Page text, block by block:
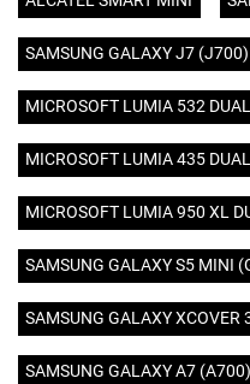
SAMSUNG GALAXY J7 (J700)
MICROSOFT LUMIA 532 DUAL
MICROSOFT LUMIA 435 DUAL
MICROSOFT LUMIA 950 XL
SAMSUNG GALAXY S5 MINI
SAMSUNG GALAXY XCOVER
SAMSUNG GALAXY A7 (A700)